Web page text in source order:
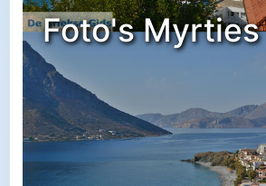
Foto's Myrties